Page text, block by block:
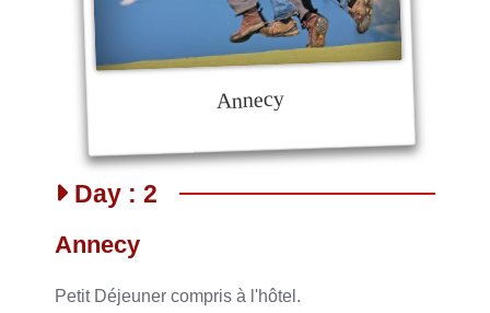
Annecy
Day : 2
Annecy
Petit Déjeuner compris à l'hôtel.